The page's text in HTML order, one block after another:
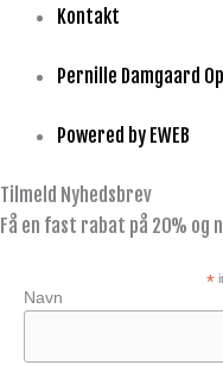
Kontakt
Pernille Damgaard
Powered by EWEB
Tilmeld Nyhedsbrev
Få en fast rabat på 20% og
*
Navn